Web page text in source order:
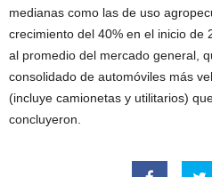
medianas como las de uso
crecimiento del 40% en el inicio de
al promedio del mercado general,
consolidado de automóviles más
(incluye camionetas y utilitarios)
concluyeron.